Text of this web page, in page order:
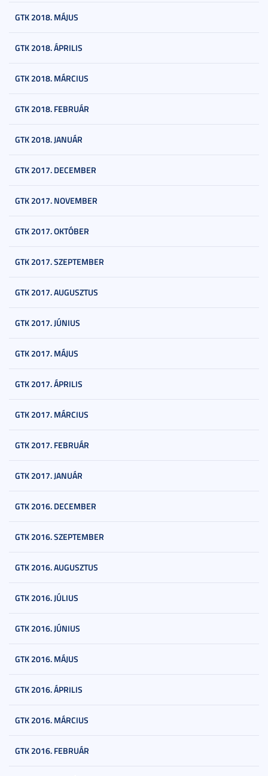
GTK 2018. MÁJUS
GTK 2018. ÁPRILIS
GTK 2018. MÁRCIUS
GTK 2018. FEBRUÁR
GTK 2018. JANUÁR
GTK 2017. DECEMBER
GTK 2017. NOVEMBER
GTK 2017. OKTÓBER
GTK 2017. SZEPTEMBER
GTK 2017. AUGUSZTUS
GTK 2017. JÚNIUS
GTK 2017. MÁJUS
GTK 2017. ÁPRILIS
GTK 2017. MÁRCIUS
GTK 2017. FEBRUÁR
GTK 2017. JANUÁR
GTK 2016. DECEMBER
GTK 2016. SZEPTEMBER
GTK 2016. AUGUSZTUS
GTK 2016. JÚLIUS
GTK 2016. JÚNIUS
GTK 2016. MÁJUS
GTK 2016. ÁPRILIS
GTK 2016. MÁRCIUS
GTK 2016. FEBRUÁR